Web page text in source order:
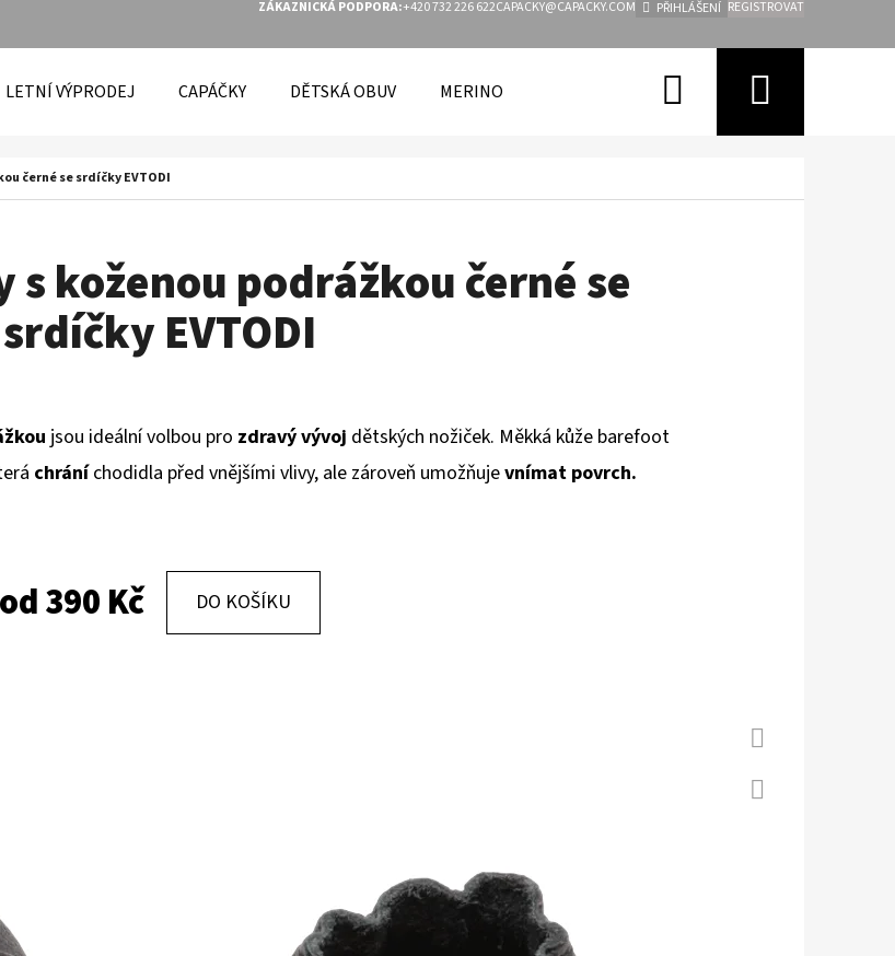
ZÁKAZNICKÁ PODPORA:+420 732 226 622CAPACKY@CAPACKY.COM PŘIHLÁŠENÍ REGISTROVAT
LETNÍ VÝPRODEJ CAPÁČKY DĚTSKÁ OBUV MERINO Hledat
černé se srdíčky EVTODI
s koženou podrážkou černé se
srdíčky EVTODI
jsou ideální volbou pro zdravý vývoj dětských nožiček. Měkká kůže barefoot
chráníchodidla před vnějšími vlivy, ale zároveň umožňujevnímat povrch.
od390 Kč DO KOŠÍKU
Facebook